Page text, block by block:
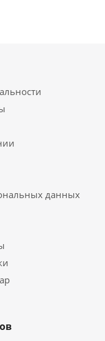
данных